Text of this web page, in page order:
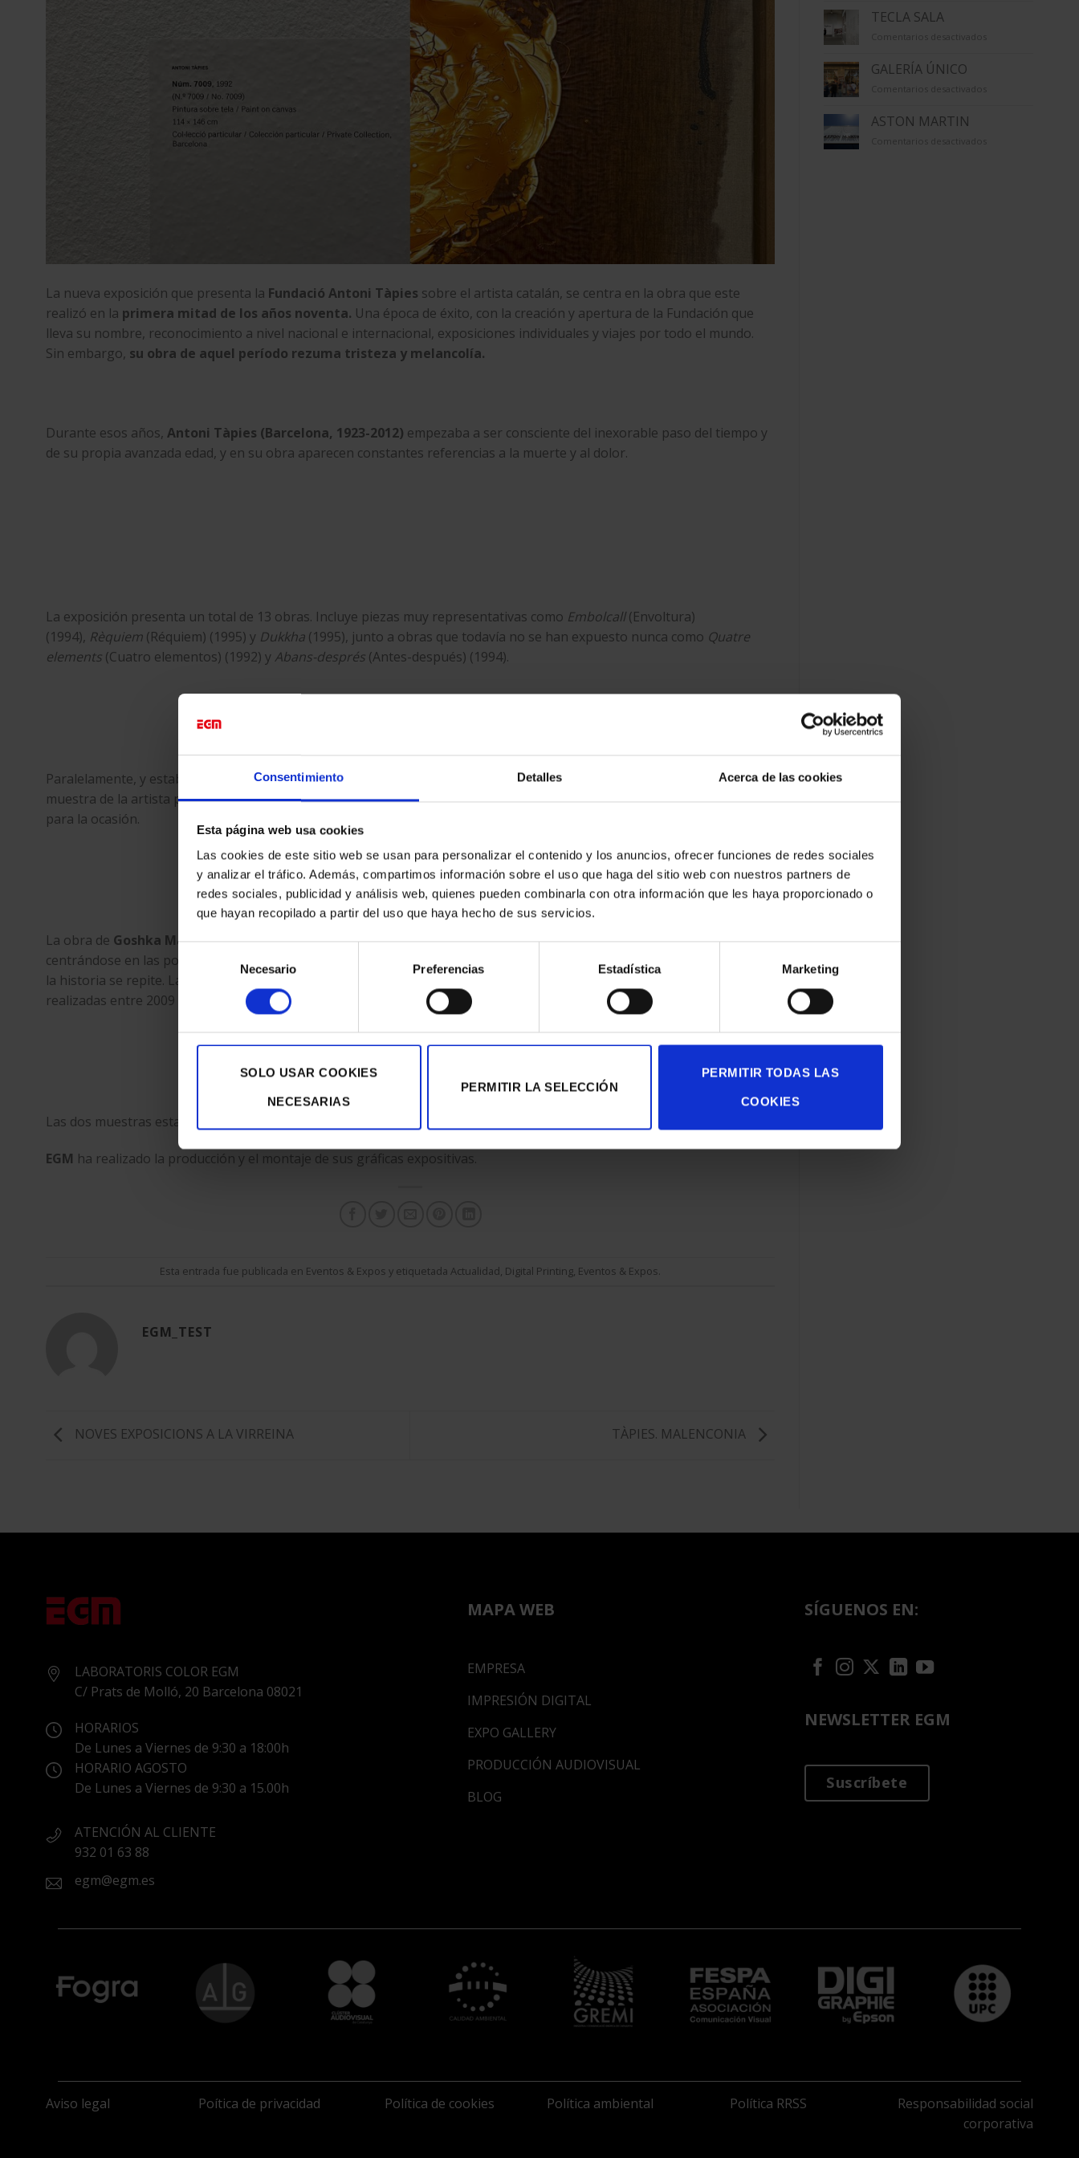
Consentimiento Detalles Acerca de las cookies
Esta página web usa cookies
Las cookies de este sitio web se usan para personalizar el contenido y los anuncios, ofrecer funciones de redes sociales
y analizar el tráfico. Además, compartimos información sobre el uso que haga del sitio web con nuestros partners de
redes sociales, publicidad y análisis web, quienes pueden combinarla con otra información que les haya proporcionado o
que hayan recopilado a partir del uso que haya hecho de sus servicios.
consentimiento
Necesario Preferencias Estadística Marketing
SOLO USAR COOKIES
NECESARIAS
PERMITIR LA SELECCIÓN
PERMITIR TODAS LAS
COOKIES
La nueva exposición que presenta la Fundació Antoni Tàpies sobre el artista catalán, se centra en la obra que este
realizó en la primera mitad de los años noventa. Una época de éxito, con la creación y apertura de la Fundación que
lleva su nombre, reconocimiento a nivel nacional e internacional, exposiciones individuales y viajes por todo el mundo.
Sin embargo, su obra de aquel período rezuma tristeza y melancolía.
Durante esos años, Antoni Tàpies (Barcelona, ​​1923-2012) empezaba a ser consciente del inexorable paso del tiempo y
de su propia avanzada edad, y en su obra aparecen constantes referencias a la muerte y al dolor.
La exposición presenta un total de 13 obras. Incluye piezas muy representativas como Embolcall(Envoltura)
(1994), Rèquiem (Réquiem) (1995) y Dukkha (1995), junto a obras que todavía no se han expuesto nunca como Quatre
elements (Cuatro elementos) (1992) y Abans-després (Antes-después) (1994).
Paralelamente, y estableciendo un diálogo con la exposición ‘ , se presenta
, la primera
muestra de la artista polacaGoshka Macugaen Catalunya, en la que incorpora elementos realizados expresamente
para la ocasión.
La obra de Goshka Macuga (Varsovia, Polonia, 1967)pretende ser una relectura de los «relatos históricos heredados’,
centrándose en las posibles y múltiples relaciones entre esas narraciones y el presente, siempre con la convicción de que
la historia se repite. La artista presenta las instalaciones ‘Plus Ultra’, ‘La naturaleza de la bestia’ y ‘Sin título: La carta’,
realizadas entre 2009 y 2011.
Las dos muestras estarán
EGM ha realizado la producción y el montaje de sus gráficas expositivas.
Esta entrada fue publicada en Eventos & Expos y etiquetada Actualidad, Digital Printing, Eventos & Expos.
EGM_TEST
NOVES EXPOSICIONS A LA VIRREINA TÀPIES. MALENCONIA
TECLA SALA
Comentarios desactivados
GALERÍA ÚNICO
Comentarios desactivados
ASTON MARTIN
Comentarios desactivados
LABORATORIS COLOR EGM
C/ Prats de Molló, 20 Barcelona 08021
HORARIOS
De Lunes a Viernes de 9:30 a 18:00h
HORARIO AGOSTO
De Lunes a Viernes de 9:30 a 15.00h
ATENCIÓN AL CLIENTE
932 01 63 88
egm@egm.es
MAPA WEB
EMPRESA
IMPRESIÓN DIGITAL
EXPO GALLERY
PRODUCCIÓN AUDIOVISUAL
BLOG
SÍGUENOS EN:
NEWSLETTER EGM
Suscríbete
Aviso legal Poítica de privacidad Política de cookies Política ambiental Política RRSS
Responsabilidad social
corporativa